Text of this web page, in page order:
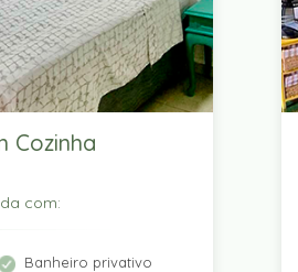
Cozinha
com:
Banheiro privativo